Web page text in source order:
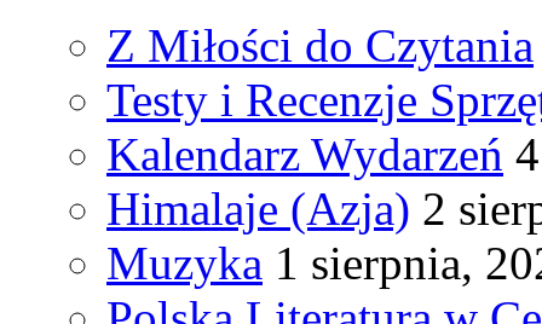
Z Miłości do Czytania
Testy i Recenzje
Kalendarz Wydarzeń
Himalaje (Azja) 2
Muzyka 1 sierpnia,